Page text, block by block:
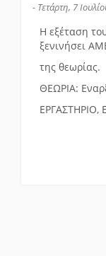
- Τετάρτη, 7
Η εξέταση
ξενινήσει
της θεωρίας.
ΘΕΩΡΙΑ:
ΕΡΓΑΣΤΗΡΙΟ,